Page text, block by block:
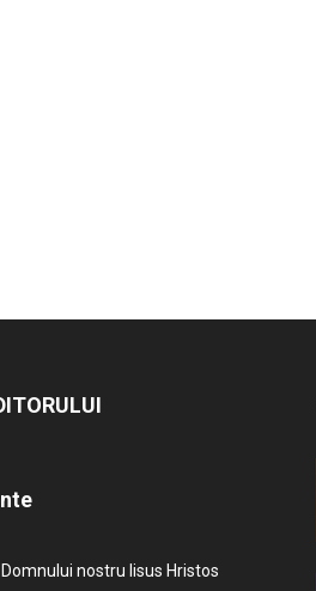
nostru Iisus Hristos